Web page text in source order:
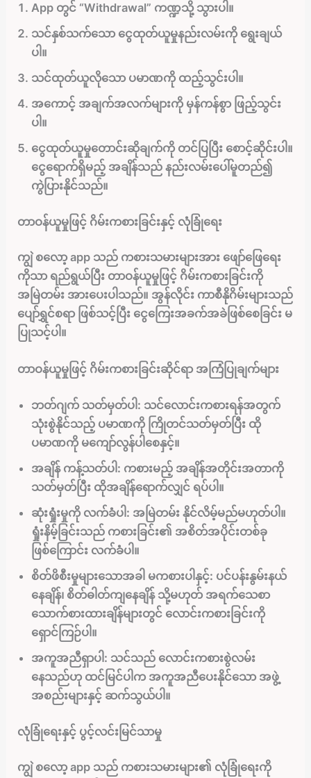
App တွင် “Withdrawal” ကဏ္ဍသို့ သွားပါ။
သင်နှစ်သက်သော ငွေထုတ်ယူမှုနည်းလမ်းကို ရွေးချယ်
ပါ။
သင်ထုတ်ယူလိုသော ပမာဏကို ထည့်သွင်းပါ။
အကောင့် အချက်အလက်များကို မှန်ကန်စွာ ဖြည့်သွင်း
ပါ။
ငွေထုတ်ယူမှုတောင်းဆိုချက်ကို တင်ပြပြီး စောင့်ဆိုင်းပါ။
ငွေရောက်ရှိမည့် အချိန်သည် နည်းလမ်းပေါ်မူတည်၍
ကွဲပြားနိုင်သည်။
တာဝန်ယူမှုဖြင့် ဂိမ်းကစားခြင်းနှင့် လုံခြုံရေး
ကျွဲ စလော့ app သည် ကစားသမားများအား ဖျော်ဖြေရေး
ကိုသာ ရည်ရွယ်ပြီး တာဝန်ယူမှုဖြင့် ဂိမ်းကစားခြင်းကို
အမြဲတမ်း အားပေးပါသည်။ အွန်လိုင်း ကာစီနိုဂိမ်းများသည်
ပျော်ရွှင်စရာ ဖြစ်သင့်ပြီး ငွေကြေးအခက်အခဲဖြစ်စေခြင်း မ
ပြုသင့်ပါ။
တာဝန်ယူမှုဖြင့် ဂိမ်းကစားခြင်းဆိုင်ရာ အကြံပြုချက်များ
ဘတ်ဂျက် သတ်မှတ်ပါ: သင်လောင်းကစားရန်အတွက်
သုံးစွဲနိုင်သည့် ပမာဏကို ကြိုတင်သတ်မှတ်ပြီး ထို
ပမာဏကို မကျော်လွန်ပါစေနှင့်။
အချိန် ကန့်သတ်ပါ: ကစားမည့် အချိန်အတိုင်းအတာကို
သတ်မှတ်ပြီး ထိုအချိန်ရောက်လျှင် ရပ်ပါ။
ဆုံးရှုံးမှုကို လက်ခံပါ: အမြဲတမ်း နိုင်လိမ့်မည်မဟုတ်ပါ။
ရှုံးနိမ့်ခြင်းသည် ကစားခြင်း၏ အစိတ်အပိုင်းတစ်ခု
ဖြစ်ကြောင်း လက်ခံပါ။
စိတ်ဖိစီးမှုများသောအခါ မကစားပါနှင့်: ပင်ပန်းနွမ်းနယ်
နေချိန်၊ စိတ်ဓါတ်ကျနေချိန် သို့မဟုတ် အရက်သေစာ
သောက်စားထားချိန်များတွင် လောင်းကစားခြင်းကို
ရှောင်ကြဉ်ပါ။
အကူအညီရှာပါ: သင်သည် လောင်းကစားစွဲလမ်း
နေသည်ဟု ထင်မြင်ပါက အကူအညီပေးနိုင်သော အဖွဲ့
အစည်းများနှင့် ဆက်သွယ်ပါ။
လုံခြုံရေးနှင့် ပွင့်လင်းမြင်သာမှု
ကျွဲ စလော့ app သည် ကစားသမားများ၏ လုံခြုံရေးကို